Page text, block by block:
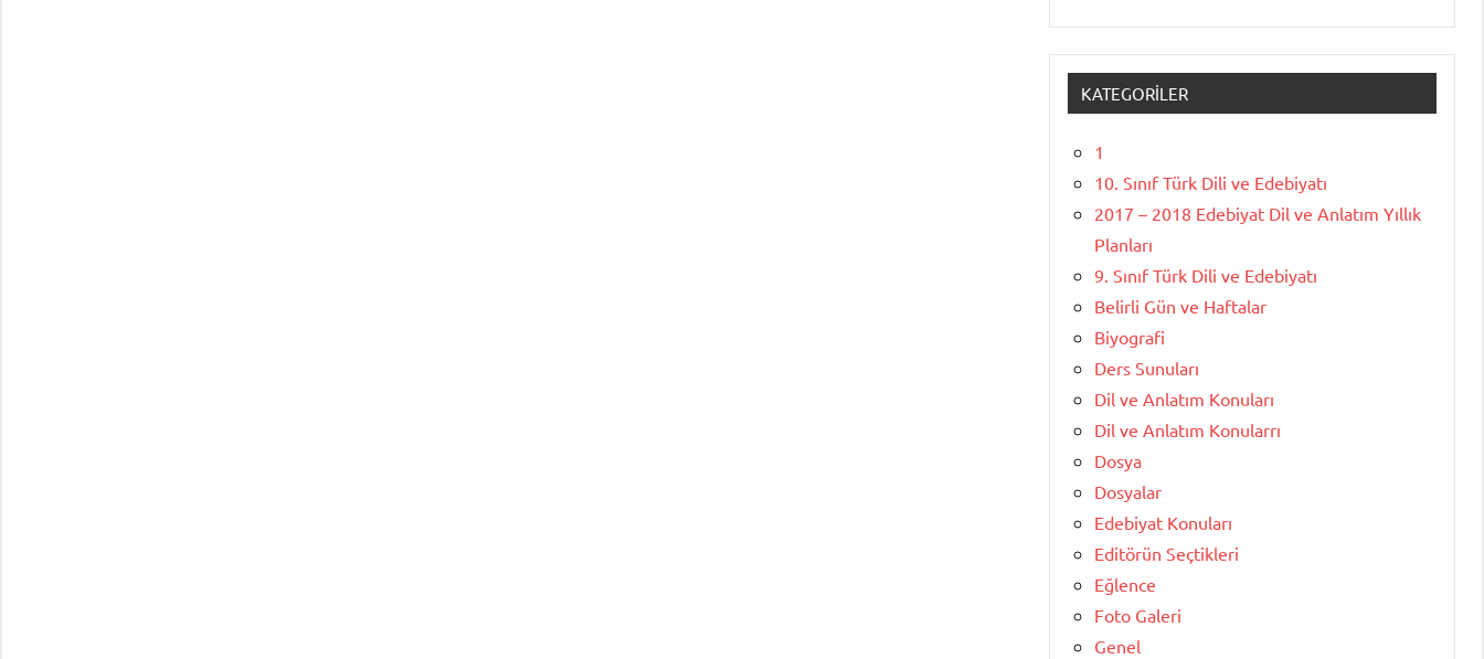
KATEGORILER
1
10. Sınıf Türk Dili ve Edebiyatı
2017 – 2018 Edebiyat Dil ve Anlatım Yıllık
Planları
9. Sınıf Türk Dili ve Edebiyatı
Belirli Gün ve Haftalar
Biyografi
Ders Sunuları
Dil ve Anlatım Konuları
Dil ve Anlatım Konularrı
Dosya
Dosyalar
Edebiyat Konuları
Editörün Seçtikleri
Eğlence
Foto Galeri
Genel